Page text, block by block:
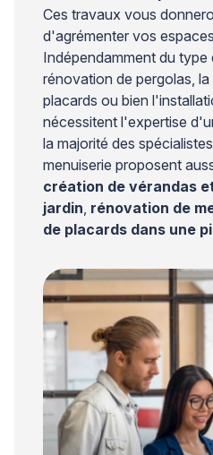
Ces travaux vous
d'agrémenter vos
Indépendamment du type
rénovation de pergolas,
placards ou bien
nécessitent l'expertise
la majorité des
menuiserie proposent
création de vérandas
jardin rénovation de
de placards dans une